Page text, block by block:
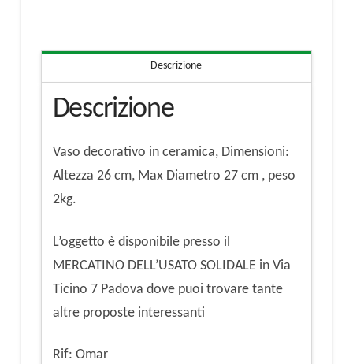
Descrizione
Descrizione
Vaso decorativo in ceramica, Dimensioni:
Altezza 26 cm, Max Diametro 27 cm , peso
2kg.
L’oggetto è disponibile presso il
MERCATINO DELL’USATO SOLIDALE in Via
Ticino 7 Padova dove puoi trovare tante
altre proposte interessanti
Rif: Omar